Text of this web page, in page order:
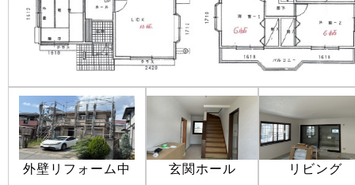
外壁リフォーム中 玄関ホール リビング